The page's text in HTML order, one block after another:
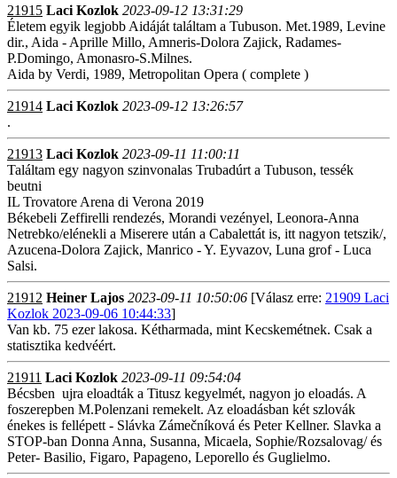
21915 Laci Kozlok 2023-09-12 13:31:29
Életem egyik legjobb Aidáját találtam a Tubuson. Met.1989, Levine
dir., Aida - Aprille Millo, Amneris-Dolora Zajick, Radames-
P.Domingo, Amonasro-S.Milnes.
Aida by Verdi, 1989, Metropolitan Opera ( complete )
21914 Laci Kozlok 2023-09-12 13:26:57
.
21913 Laci Kozlok 2023-09-11 11:00:11
Találtam egy nagyon szinvonalas Trubadúrt a Tubuson, tessék
beutni
IL Trovatore Arena di Verona 2019
Békebeli Zeffirelli rendezés, Morandi vezényel, Leonora-Anna
Netrebko/elénekli a Miserere után a Cabalettát is, itt nagyon tetszik/,
Azucena-Dolora Zajick, Manrico - Y. Eyvazov, Luna grof - Luca
Salsi.
21912 Heiner Lajos 2023-09-11 10:50:06 [Válasz erre: 21909 Laci
Kozlok 2023-09-06 10:44:33]
Van kb. 75 ezer lakosa. Kétharmada, mint Kecskemétnek. Csak a
statisztika kedvéért.
21911 Laci Kozlok 2023-09-11 09:54:04
Bécsben ujra eloadták a Titusz kegyelmét, nagyon jo eloadás. A
foszerepben M.Polenzani remekelt. Az eloadásban két szlovák
énekes is fellépett - Slávka Zámečníková és Peter Kellner. Slavka a
STOP-ban Donna Anna, Susanna, Micaela, Sophie/Rozsalovag/ és
Peter- Basilio, Figaro, Papageno, Leporello és Guglielmo.